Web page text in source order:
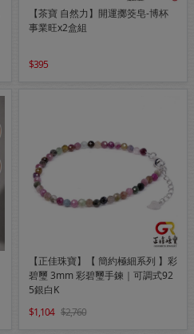
【茶寶 自然力】開運擲筊皂-博杯
事業旺x2盒組
395
【正佳珠寶】【 簡約極細系列 】彩
碧璽 3mm 彩碧璽手鍊｜可調式92
5銀白K
1,104
2,760